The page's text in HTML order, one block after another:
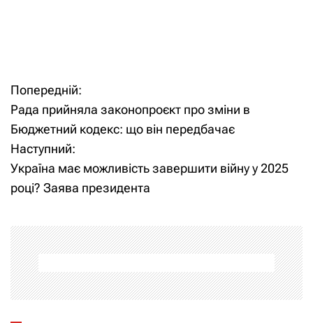
Н
а
в
і
а
ц
і
Попередній:
Рада прийняла законопроєкт про зміни в
Бюджетний кодекс: що він передбачає
Наступний:
Україна має можливість завершити війну у 2025
році? Заява президента